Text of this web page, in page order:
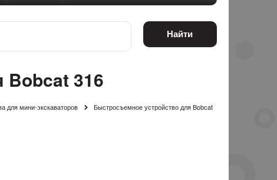
Найти
Bobcat 316
для мини-экскаваторов
Быстросъемное устройство для Bobcat